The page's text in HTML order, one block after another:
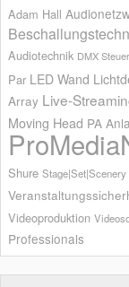
Adam Hall
Audiotechnik DMX
Par LED Wand
Array Live-
Moving Head PA
Shure Stage|Set|Scenery
Videoproduktion
Professionals